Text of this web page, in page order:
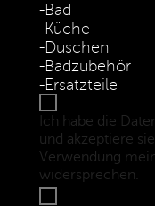
Bad
Küche
Duschen
Badzubehör
Ersatzteile
Ich habe die
und akzeptiere
Verwendung
widersprechen.